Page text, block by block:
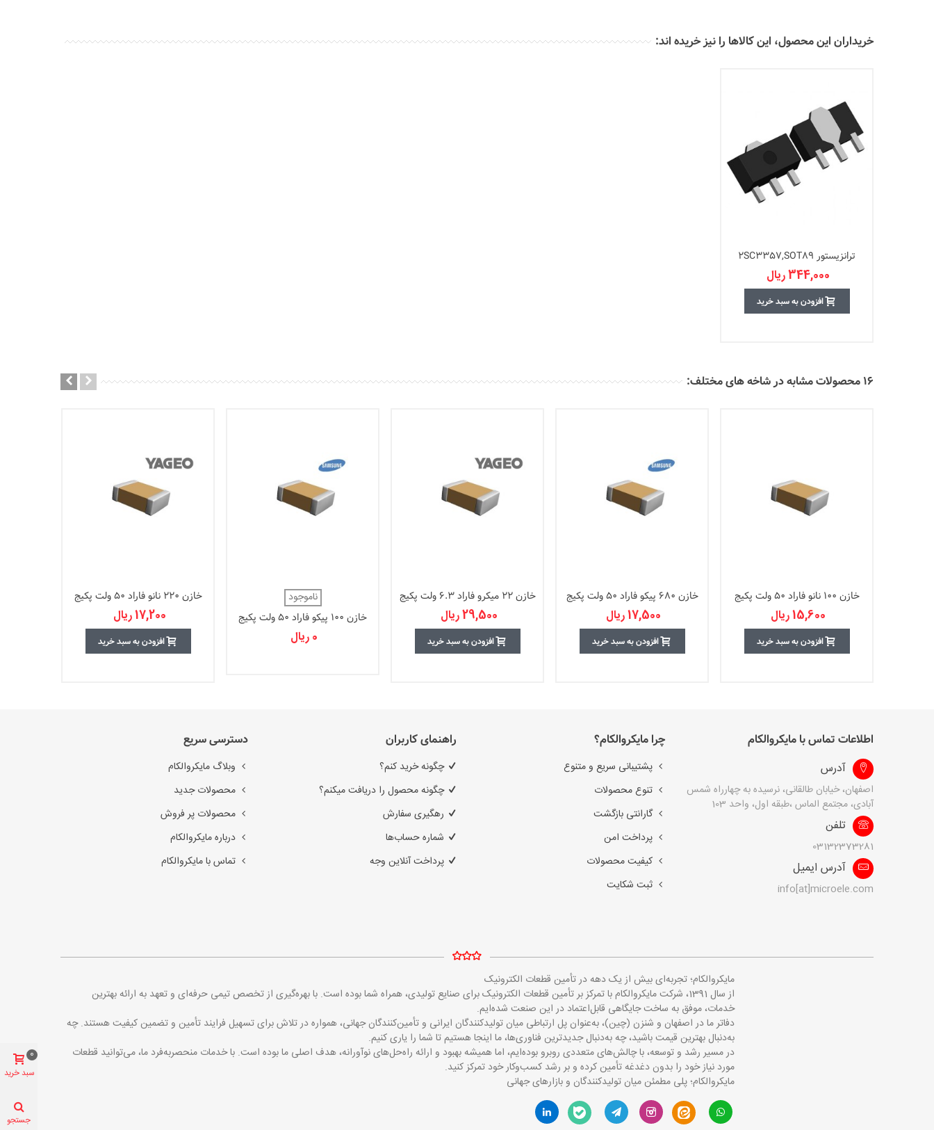
خریداران این محصول، این کالاها را نیز خریده اند:
ترانزیستور 2SC3357,SOT89
344,000 ریال
افزودن به سبد خرید
16 محصولات مشابه در شاخه های مختلف:
خازن 100 نانو فاراد 50 ولت پکیج
1206
15,600 ریال
افزودن به سبد خرید
خازن 680 پیکو فاراد 50 ولت پکیج
0805
17,500 ریال
افزودن به سبد خرید
خازن 22 میکرو فاراد 6.3 ولت پکیج
0805
29,500 ریال
افزودن به سبد خرید
ناموجود
خازن 100 پیکو فاراد 50 ولت پکیج
08050 ریال
خازن 220 نانو فاراد 50 ولت پکیج
1206
17,200 ریال
افزودن به سبد خرید
اطلاعات تماس با مایکروالکام
آدرس
اصفهان، خیابان طالقانی، نرسیده به چهارراه شمس
آبادی، مجتمع الماس ،طبقه اول، واحد 103
تلفن
03132373281
آدرس ایمیل
info[at]microele.com
چرا مایکروالکام؟
پشتیبانی سریع و متنوع
تنوع محصولات
گارانتی بازگشت
پرداخت امن
کیفیت محصولات
ثبت شکایت
راهنمای کاربران
چگونه خرید کنم؟
چگونه محصول را دریافت میکنم؟
رهگیری سفارش
شماره حساب‌ها
پرداخت آنلاین وجه
دسترسی سریع
وبلاگ مایکروالکام
محصولات جدید
محصولات پر فروش
درباره مایکروالکام
تماس با مایکروالکام
مایکروالکام؛ تجربه‌ای بیش از یک دهه در تأمین قطعات الکترونیک
از سال 1391، شرکت مایکروالکام با تمرکز بر تأمین قطعات الکترونیک برای صنایع تولیدی، همراه شما بوده است. با بهره‌گیری از تخصص تیمی حرفه‌ای و تعهد به ارائه بهترین
خدمات، موفق به ساخت جایگاهی قابل‌اعتماد در این صنعت شده‌ایم.
دفاتر ما در اصفهان و شنزن (چین)، به‌عنوان پل ارتباطی میان تولیدکنندگان ایرانی و تأمین‌کنندگان جهانی، همواره در تلاش برای تسهیل فرایند تأمین و تضمین کیفیت هستند. چه
به‌دنبال بهترین قیمت باشید، چه به‌دنبال جدیدترین فناوری‌ها، ما اینجا هستیم تا شما را یاری کنیم.
در مسیر رشد و توسعه، با چالش‌های متعددی روبرو بوده‌ایم، اما همیشه بهبود و ارائه راه‌حل‌های نوآورانه، هدف اصلی ما بوده است. با خدمات منحصربه‌فرد ما، می‌توانید قطعات
مورد نیاز خود را بدون دغدغه تأمین کرده و بر رشد کسب‌وکار خود تمرکز کنید.
مایکروالکام؛ پلی مطمئن میان تولیدکنندگان و بازارهای جهانی
سبد خرید
0
جستجو